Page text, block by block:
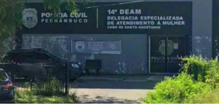
Redação Saiba+